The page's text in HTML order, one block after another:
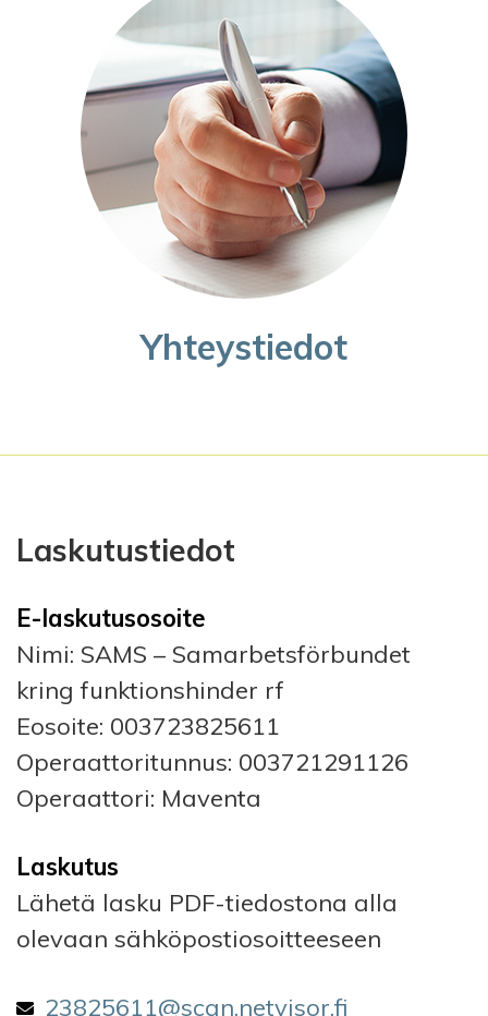
Yhteystiedot
Laskutustiedot
E-laskutusosoite
Nimi: SAMS – Samarbetsförbundet
kring funktionshinder rf
Eosoite: 003723825611
Operaattoritunnus: 003721291126
Operaattori: Maventa
Laskutus
Lähetä lasku PDF-tiedostona alla
olevaan sähköpostiosoitteeseen
Email address
23825611@scan.netvisor.fi